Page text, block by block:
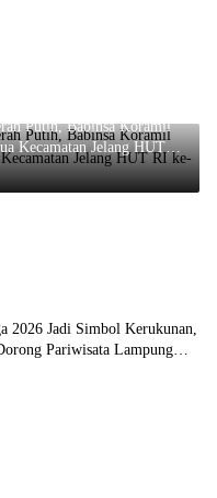
Putih, Babinsa Koramil
Kecamatan Jelang HUT
2026 Jadi Simbol Kerukunan,
Pariwisata Lampung